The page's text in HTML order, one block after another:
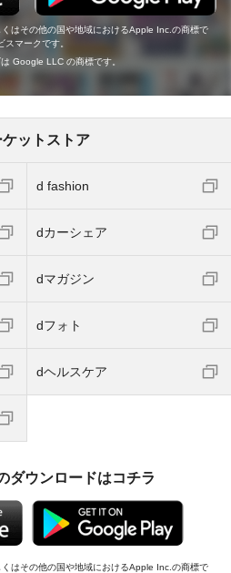
はその他の国や地域におけるApple Inc.の商標で
マークです。
Google LLC の商標です。
ットストア
d fashion
dカーシェア
dマガジン
dフォト
dヘルスケア
ダウンロードはコチラ
はその他の国や地域におけるApple Inc.の商標で